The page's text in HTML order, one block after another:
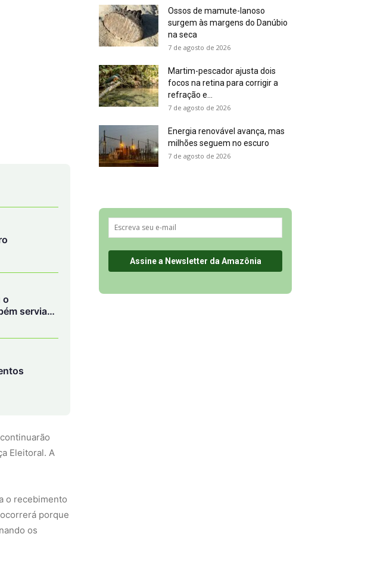
o
servia
Eleitoral. A
o recebimento
porque
os
Ossos de mamute-lanoso
surgem às margens do Danúbio
na seca
7 de agosto de 2026
Martim-pescador ajusta dois
focos na retina para corrigir a
refração e...
7 de agosto de 2026
Energia renovável avança, mas
milhões seguem no escuro
7 de agosto de 2026